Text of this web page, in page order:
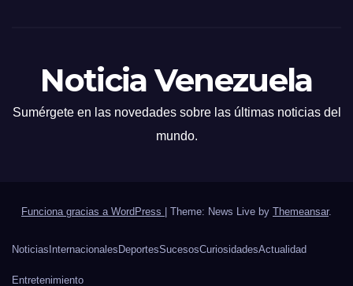
Noticia Venezuela
Sumérgete en las novedades sobre las últimas noticias del
mundo.
Funciona gracias a WordPress Theme: News Live by Themeansar.
Noticias Internacionales DeportesSucesosCuriosidadesActualidad
Entretenimiento